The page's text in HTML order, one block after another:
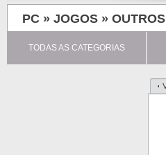
PC » JOGOS » OUTROS
TODAS AS CATEGORIAS